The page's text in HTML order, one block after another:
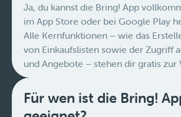
Ja, du kannst die Bring! App
im App Store oder bei Google Play
Alle Kernfunktionen – wie das
von Einkaufslisten sowie der Zugriff
und Angebote – stehen dir gratis zur
Für wen ist die Bring!